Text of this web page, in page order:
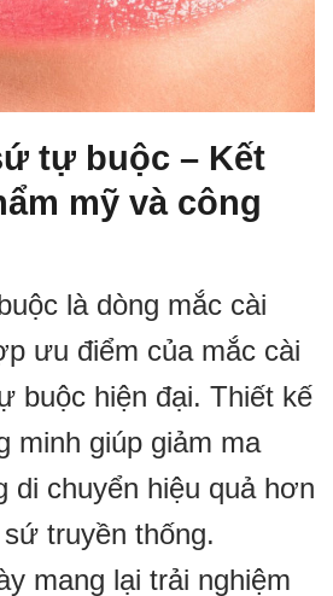
tự buộc – Kết
mỹ và công
là dòng mắc cài
ưu điểm của mắc cài
buộc hiện đại. Thiết kế
minh giúp giảm ma
di chuyển hiệu quả hơn
truyền thống.
mang lại trải nghiệm